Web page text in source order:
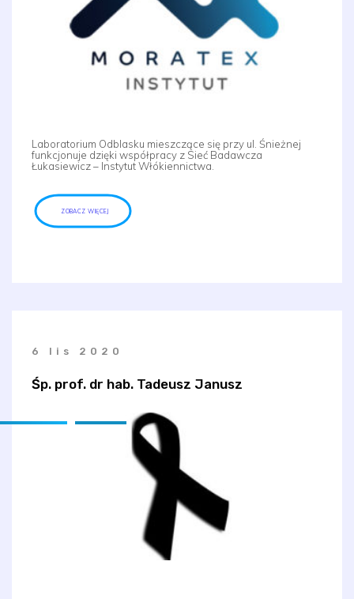
Laboratorium Odblasku mieszczące się przy ul. Śnieżnej
funkcjonuje dzięki współpracy z Sieć Badawcza
Łukasiewicz – Instytut Włókiennictwa.
ZOBACZ WIĘCEJ
6 lis 2020
Śp. prof. dr hab. Tadeusz Janusz